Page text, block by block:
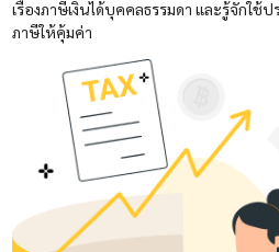
เรื่องภาษีเงินได้บุคคลธรรมดา และรู้จักใช้
ภาษีให้คุ้มค่า